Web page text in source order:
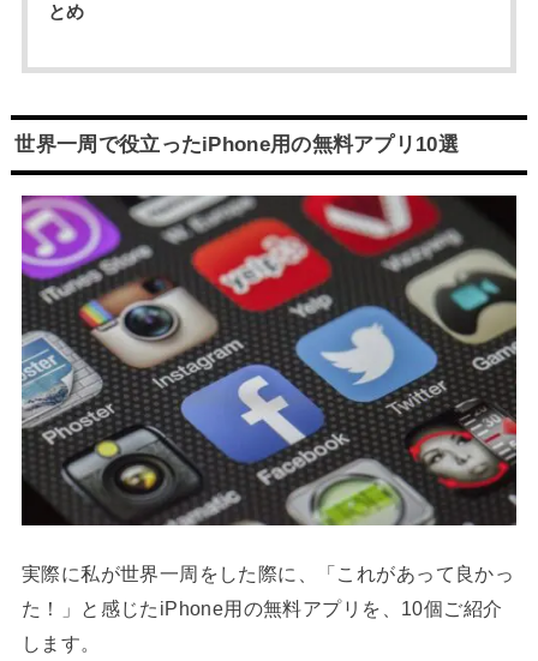
とめ
世界一周で役立ったiPhone用の無料アプリ10選
実際に私が世界一周をした際に、「これがあって良かっ
た！」と感じたiPhone用の無料アプリを、10個ご紹介
します。